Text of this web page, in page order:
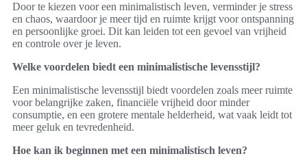
Door te kiezen voor een minimalistisch leven, verminder je stress
en chaos, waardoor je meer tijd en ruimte krijgt voor ontspanning
en persoonlijke groei. Dit kan leiden tot een gevoel van vrijheid
en controle over je leven.
Welke voordelen biedt een minimalistische levensstijl?
Een minimalistische levensstijl biedt voordelen zoals meer ruimte
voor belangrijke zaken, financiële vrijheid door minder
consumptie, en een grotere mentale helderheid, wat vaak leidt tot
meer geluk en tevredenheid.
Hoe kan ik beginnen met een minimalistisch leven?